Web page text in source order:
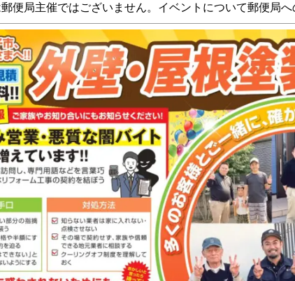
便局主催ではございません。イベントについて郵便局へ